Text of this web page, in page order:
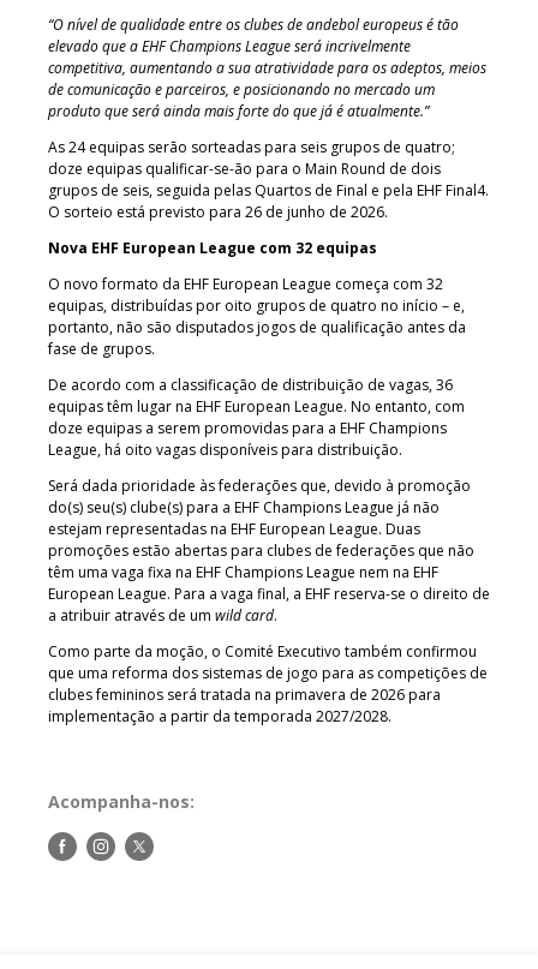
“O nível de qualidade entre os clubes de andebol europeus é tão
elevado que a EHF Champions League será incrivelmente
competitiva, aumentando a sua atratividade para os adeptos, meios
de comunicação e parceiros, e posicionando no mercado um
produto que será ainda mais forte do que já é atualmente.”
As 24 equipas serão sorteadas para seis grupos de quatro;
doze equipas qualificar-se-ão para o Main Round de dois
grupos de seis, seguida pelas Quartos de Final e pela EHF Final4.
O sorteio está previsto para 26 de junho de 2026.
Nova EHF European League com 32 equipas
O novo formato da EHF European League começa com 32
equipas, distribuídas por oito grupos de quatro no início – e,
portanto, não são disputados jogos de qualificação antes da
fase de grupos.
De acordo com a classificação de distribuição de vagas, 36
equipas têm lugar na EHF European League. No entanto, com
doze equipas a serem promovidas para a EHF Champions
League, há oito vagas disponíveis para distribuição.
Será dada prioridade às federações que, devido à promoção
do(s) seu(s) clube(s) para a EHF Champions League já não
estejam representadas na EHF European League. Duas
promoções estão abertas para clubes de federações que não
têm uma vaga fixa na EHF Champions League nem na EHF
European League. Para a vaga final, a EHF reserva-se o direito de
a atribuir através de um wild card.
Como parte da moção, o Comité Executivo também confirmou
que uma reforma dos sistemas de jogo para as competições de
clubes femininos será tratada na primavera de 2026 para
implementação a partir da temporada 2027/2028.
Acompanha-nos:
Siga-Siga-Siga-